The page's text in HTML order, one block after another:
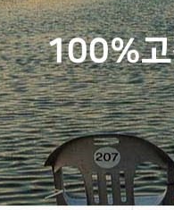
100%고